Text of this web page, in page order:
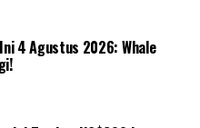
4 Agustus 2026: Whale